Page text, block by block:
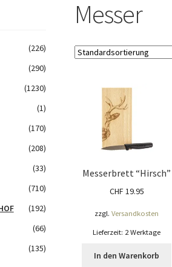
Messer
Messerbrett “Hirsch”
CHF19.95
zzgl.Versandkosten
Lieferzeit: 2 Werktage
In den Warenkorb
(226)
(290)
(1230)
(1)
(170)
(208)
(33)
(710)
(192)
(66)
(135)